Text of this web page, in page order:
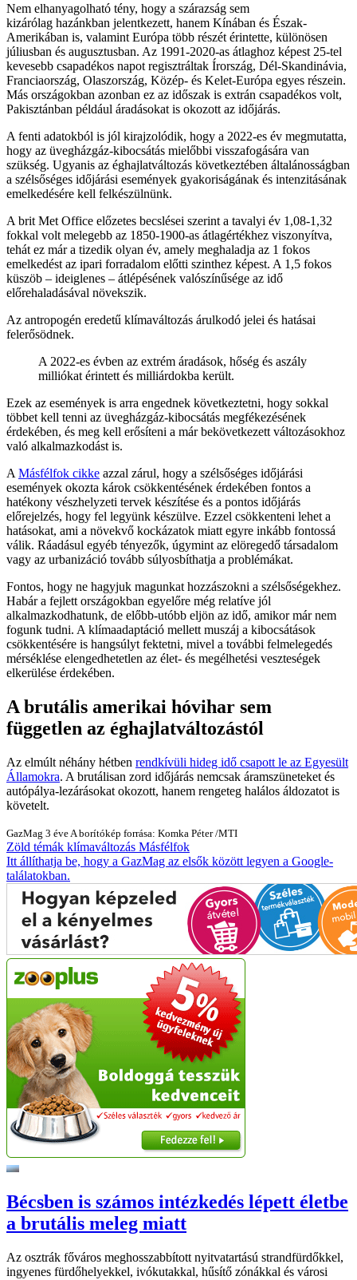
Nem elhanyagolható tény, hogy a szárazság sem
kizárólag hazánkban jelentkezett, hanem Kínában és Észak-
Amerikában is, valamint Európa több részét érintette, különösen
júliusban és augusztusban. Az 1991-2020-as átlaghoz képest 25-tel
kevesebb csapadékos napot regisztráltak Írország, Dél-Skandinávia,
Franciaország, Olaszország, Közép- és Kelet-Európa egyes részein.
Más országokban azonban ez az időszak is extrán csapadékos volt,
Pakisztánban például áradásokat is okozott az időjárás.
A fenti adatokból is jól kirajzolódik, hogy a 2022-es év megmutatta,
hogy az üvegházgáz-kibocsátás mielőbbi visszafogására van
szükség. Ugyanis az éghajlatváltozás következtében általánosságban
a szélsőséges időjárási események gyakoriságának és intenzitásának
emelkedésére kell felkészülnünk.
A brit Met Office előzetes becslései szerint a tavalyi év 1,08-1,32
fokkal volt melegebb az 1850-1900-as átlagértékhez viszonyítva,
tehát ez már a tizedik olyan év, amely meghaladja az 1 fokos
emelkedést az ipari forradalom előtti szinthez képest. A 1,5 fokos
küszöb – ideiglenes – átlépésének valószínűsége az idő
előrehaladásával növekszik.
Az antropogén eredetű klímaváltozás árulkodó jelei és hatásai
felerősödnek.
A 2022-es évben az extrém áradások, hőség és aszály
milliókat érintett és milliárdokba került.
Ezek az események is arra engednek következtetni, hogy sokkal
többet kell tenni az üvegházgáz-kibocsátás megfékezésének
érdekében, és meg kell erősíteni a már bekövetkezett változásokhoz
való alkalmazkodást is.
A Másfélfok cikke azzal zárul, hogy a szélsőséges időjárási
események okozta károk csökkentésének érdekében fontos a
hatékony vészhelyzeti tervek készítése és a pontos időjárás
előrejelzés, hogy fel legyünk készülve. Ezzel csökkenteni lehet a
hatásokat, ami a növekvő kockázatok miatt egyre inkább fontossá
válik. Ráadásul egyéb tényezők, úgymint az elöregedő társadalom
vagy az urbanizáció tovább súlyosbíthatja a problémákat.
Fontos, hogy ne hagyjuk magunkat hozzászokni a szélsőségekhez.
Habár a fejlett országokban egyelőre még relatíve jól
alkalmazkodhatunk, de előbb-utóbb eljön az idő, amikor már nem
fogunk tudni. A klímaadaptáció mellett muszáj a kibocsátások
csökkentésére is hangsúlyt fektetni, mivel a további felmelegedés
mérséklése elengedhetetlen az élet- és megélhetési veszteségek
elkerülése érdekében.
A brutális amerikai hóvihar sem
független az éghajlatváltozástól
Az elmúlt néhány hétben rendkívüli hideg idő csapott le az Egyesült
Államokra. A brutálisan zord időjárás nemcsak áramszüneteket és
autópálya-lezárásokat okozott, hanem rengeteg halálos áldozatot is
követelt.
GazMag 3 éve A borítókép forrása: Komka Péter /MTI
Zöld témák klímaváltozás Másfélfok
Itt állíthatja be, hogy a GazMag az elsők között legyen a Google-
találatokban.
Bécsben is számos intézkedés lépett életbe
a brutális meleg miatt
Az osztrák főváros meghosszabbított nyitvatartású strandfürdőkkel,
ingyenes fürdőhelyekkel, ivókutakkal, hűsítő zónákkal és városi